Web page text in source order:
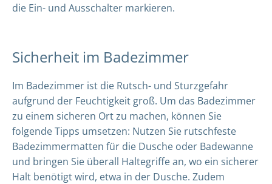
die Ein- und Ausschalter markieren.
Sicherheit im Badezimmer
Im Badezimmer ist die Rutsch- und Sturzgefahr
aufgrund der Feuchtigkeit groß. Um das Badezimmer
zu einem sicheren Ort zu machen, können Sie
folgende Tipps umsetzen: Nutzen Sie rutschfeste
Badezimmermatten für die Dusche oder Badewanne
und bringen Sie überall Haltegriffe an, wo ein sicherer
Halt benötigt wird, etwa in der Dusche. Zudem